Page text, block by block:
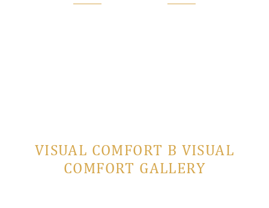
VISUAL COMFORT В VISUAL
COMFORT GALLERY